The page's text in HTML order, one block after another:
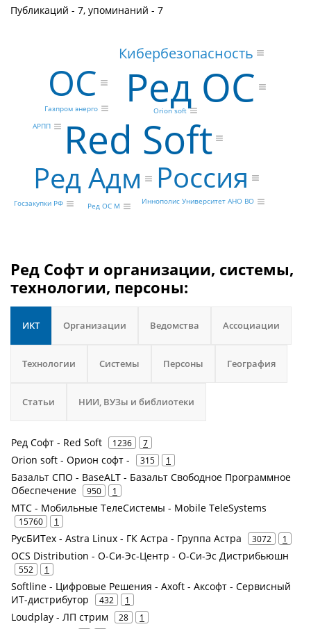
Публикаций - 7, упоминаний - 7
Red Soft
Ред ОС
ОС
Ред Адм Россия
Кибербезопасность
Газпром энерго
АРПП
Orion soft
Госзакупки РФ Ред ОС М Иннополис Университет АНО ВО
Ред Софт и организации, системы,
технологии, персоны:
ИКТ Организации Ведомства Ассоциации
Технологии Системы Персоны География
Статьи НИИ, ВУЗы и библиотеки
Ред Софт - Red Soft 1236 7
Orion soft - Орион софт - 315 1
Базальт СПО - BaseALT - Базальт Свободное Программное
Обеспечение
950 1
МТС - Мобильные ТелеСистемы - Mobile TeleSystems
15760 1
РусБИТех - Astra Linux - ГК Астра - Группа Астра 3072 1
OCS Distribution - О-Си-Эс-Центр - О-Си-Эс Дистрибьюшн
552 1
Softline - Цифровые Решения - Axoft - Аксофт - Сервисный
ИТ-дистрибутор
432 1
Loudplay - ЛП стрим 28 1